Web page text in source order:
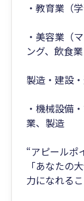
・教育業（
・美容業（
ング、飲食業
製造・建設
・機械設備
業、製造
“アピールポ
「あなたの
力になれる